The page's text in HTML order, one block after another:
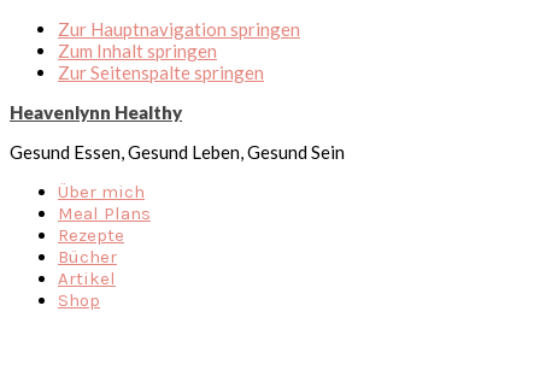
Zur Hauptnavigation springen
Zum Inhalt springen
Zur Seitenspalte springen
Heavenlynn Healthy
Gesund Essen, Gesund Leben, Gesund Sein
Über mich
Meal Plans
Rezepte
Bücher
Artikel
Shop